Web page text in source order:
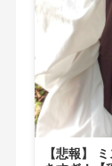
【悲報】